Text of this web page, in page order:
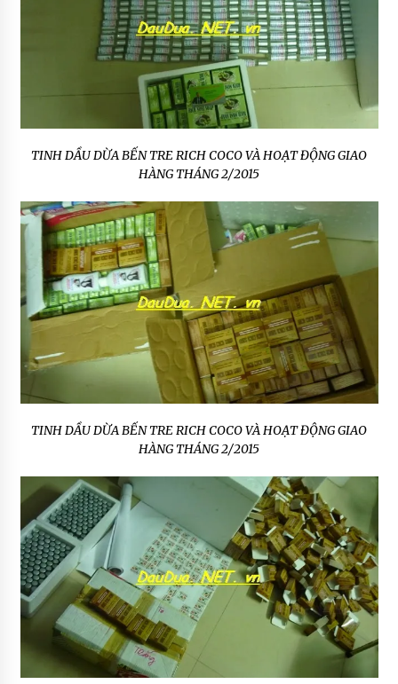
TINH DẦU DỪA BẾN TRE RICH COCO VÀ HOẠT ĐỘNG GIAO
HÀNG THÁNG 2/2015
TINH DẦU DỪA BẾN TRE RICH COCO VÀ HOẠT ĐỘNG GIAO
HÀNG THÁNG 2/2015